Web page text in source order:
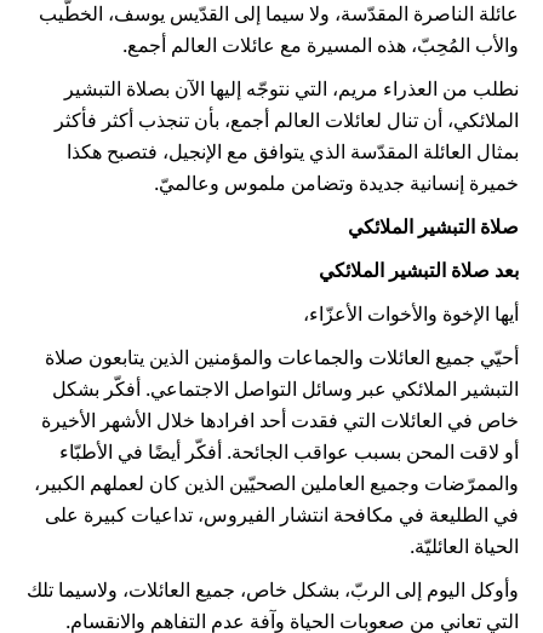
عائلة الناصرة المقدّسة، ولا سيما إلى القدّيس يوسف، الخطّيب
والأب المُحِبّ، هذه المسيرة مع عائلات العالم أجمع.
نطلب من العذراء مريم، التي نتوجّه إليها الآن بصلاة التبشير
الملائكي، أن تنال لعائلات العالم أجمع، بأن تنجذب أكثر فأكثر
بمثال العائلة المقدّسة الذي يتوافق مع الإنجيل، فتصبح هكذا
خميرة إنسانية جديدة وتضامن ملموس وعالميّ.
صلاة التبشير الملائكي
بعد صلاة التبشير الملائكي
أيها الإخوة والأخوات الأعزّاء،
أحيّي جميع العائلات والجماعات والمؤمنين الذين يتابعون صلاة
التبشير الملائكي عبر وسائل التواصل الاجتماعي. أفكّر بشكل
خاص في العائلات التي فقدت أحد افرادها خلال الأشهر الأخيرة
أو لاقت المحن بسبب عواقب الجائحة. أفكّر أيضًا في الأطبّاء
والممرّضات وجميع العاملين الصحيّين الذين كان لعملهم الكبير،
في الطليعة في مكافحة انتشار الفيروس، تداعيات كبيرة على
الحياة العائليّة.
وأوكل اليوم إلى الربّ، بشكل خاص، جميع العائلات، ولاسيما تلك
التي تعاني من صعوبات الحياة وآفة عدم التفاهم والانقسام.